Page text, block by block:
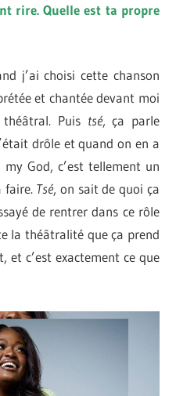
rire. Quelle est ta propre
j’ai choisi cette chanson
et chantée devant moi
Puis tsé, ça parle
drôle et quand on en a
God, c’est tellement un
faire. Tsé, on sait de quoi ça
de rentrer dans ce rôle
la théâtralité que ça prend
et c’est exactement ce que